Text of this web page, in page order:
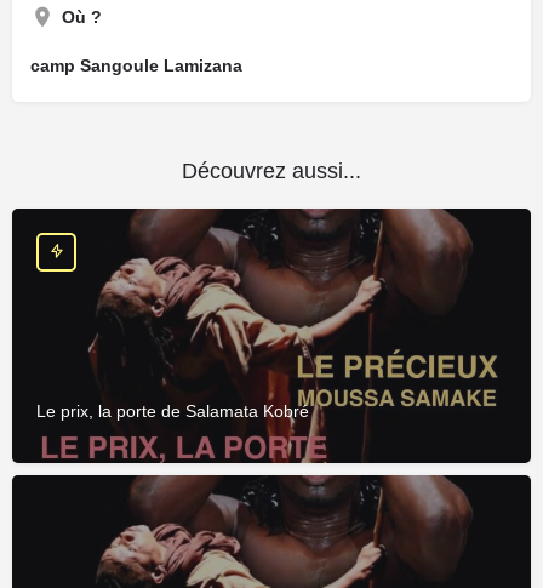
Où ?
camp Sangoule Lamizana
Découvrez aussi...
Le prix, la porte de Salamata Kobré